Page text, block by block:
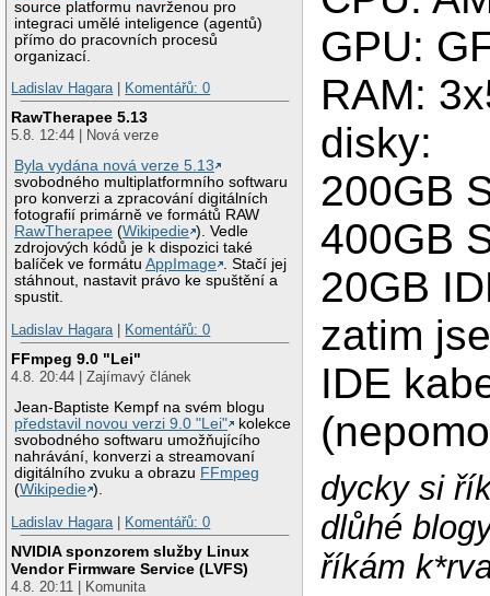
source platformu navrženou pro
integraci umělé inteligence (agentů)
přímo do pracovních procesů
organizací.
Ladislav Hagara| Komentářů: 0
RawTherapee 5.13
5.8. 12:44 | Nová verze
Byla vydána nová verze 5.13
svobodného multiplatformního softwaru
pro konverzi a zpracování digitálních
fotografií primárně ve formátů RAW
RawTherapee (Wikipedie ). Vedle
zdrojových kódů je k dispozici také
balíček ve formátuAppImage . Stačí jej
stáhnout, nastavit právo ke spuštění a
spustit.
Ladislav Hagara| Komentářů: 0
FFmpeg 9.0 "Lei"
4.8. 20:44 | Zajímavý článek
Jean-Baptiste Kempf na svém blogu
představil novou verzi 9.0 "Lei"
kolekce
svobodného softwaru umožňujícího
nahrávání, konverzi a streamovaní
digitálního zvuku a obrazu FFmpeg
(Wikipedie ).
Ladislav Hagara| Komentářů: 0
NVIDIA sponzorem služby Linux
Vendor Firmware Service (LVFS)
4.8. 20:11 | Komunita
GPU:
RAM:
disky:
200GB
400GB
20GB
zatim
IDE
dycky si
dlůhé
říkám